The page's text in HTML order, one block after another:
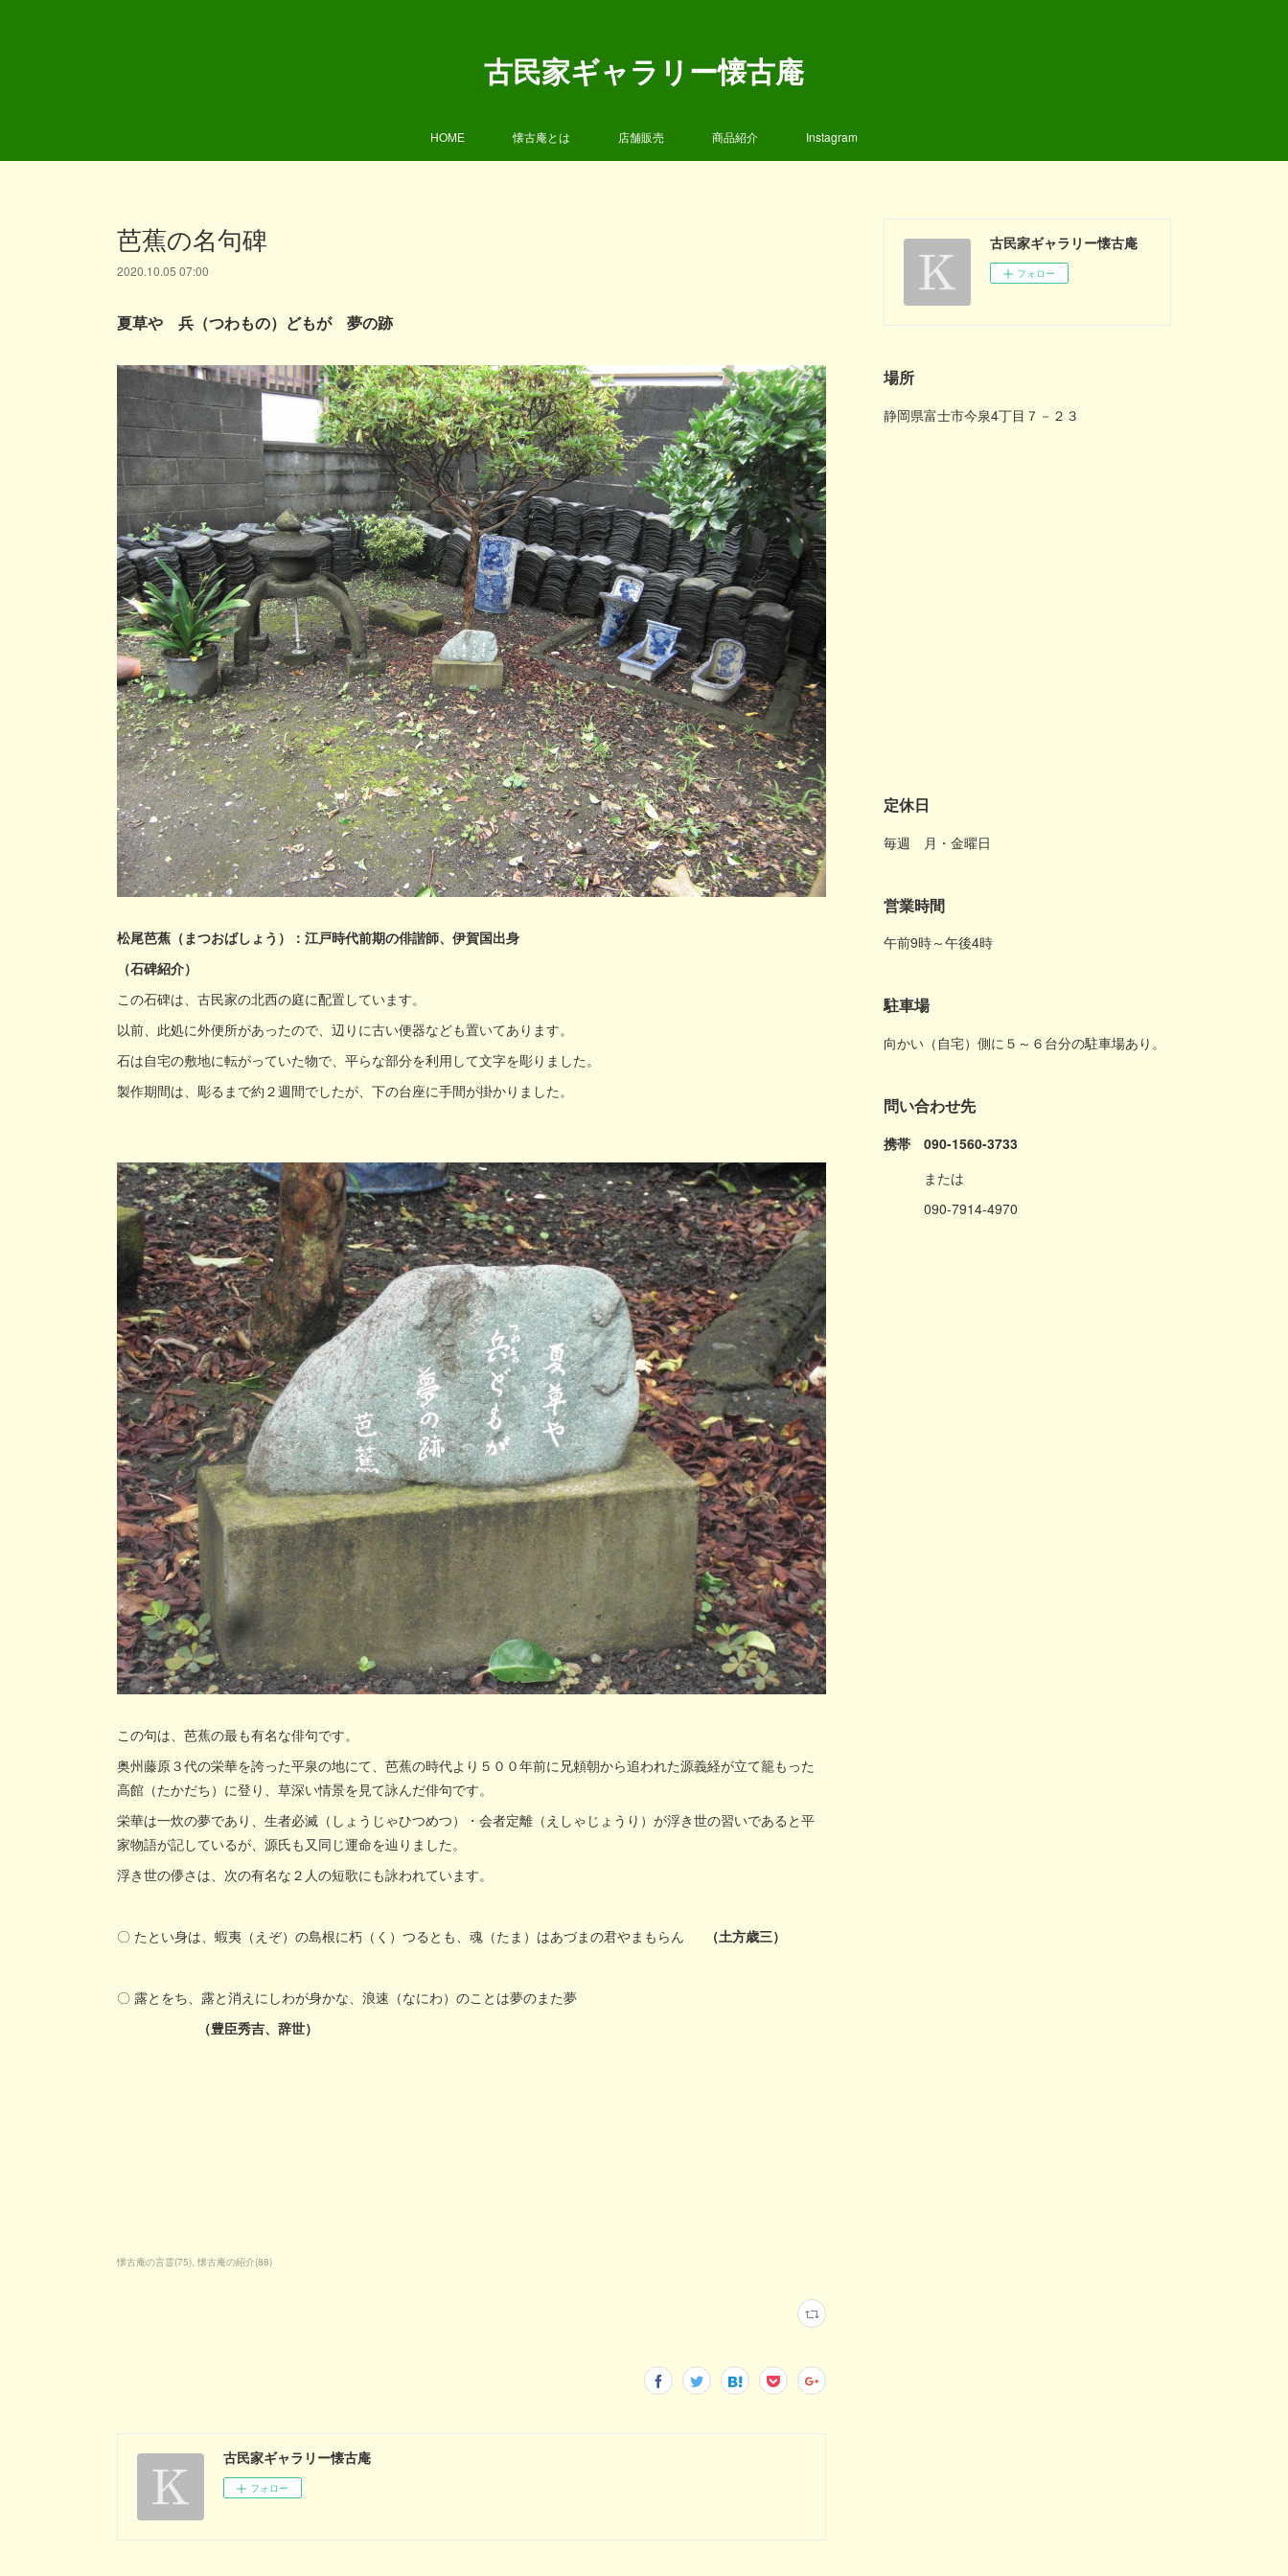
古民家ギャラリー懐古庵
HOME 懐古庵とは 店舗販売 商品紹介 Instagram
芭蕉の名句碑
2020.10.05 07:00
夏草や 兵（つわもの）どもが 夢の跡
松尾芭蕉（まつおばしょう）：江戸時代前期の俳諧師、伊賀国出身
（石碑紹介）
この石碑は、古民家の北西の庭に配置しています。
以前、此処に外便所があったので、辺りに古い便器なども置いてあります。
石は自宅の敷地に転がっていた物で、平らな部分を利用して文字を彫りました。
製作期間は、彫るまで約２週間でしたが、下の台座に手間が掛かりました。
この句は、芭蕉の最も有名な俳句です。
奥州藤原３代の栄華を誇った平泉の地にて、芭蕉の時代より５００年前に兄頼朝から追われた源義経が立て籠もった
高館（たかだち）に登り、草深い情景を見て詠んだ俳句です。
栄華は一炊の夢であり、生者必滅（しょうじゃひつめつ）・会者定離（えしゃじょうり）が浮き世の習いであると平
家物語が記しているが、源氏も又同じ運命を辿りました。
浮き世の儚さは、次の有名な２人の短歌にも詠われています。
〇 たとい身は、蝦夷（えぞ）の島根に朽（く）つるとも、魂（たま）はあづまの君やまもらん （土方歳三）
〇 露とをち、露と消えにしわが身かな、浪速（なにわ）のことは夢のまた夢
（豊臣秀吉、辞世）
懐古庵の言霊(75) 懐古庵の紹介(88)
古民家ギャラリー懐古庵
フォロー
古民家ギャラリー懐古庵
フォロー
場所
静岡県富士市今泉4丁目７－２３
定休日
毎週 月・金曜日
営業時間
午前9時～午後4時
駐車場
向かい（自宅）側に５～６台分の駐車場あり。
問い合わせ先
携帯 090-1560-3733
または
090-7914-4970